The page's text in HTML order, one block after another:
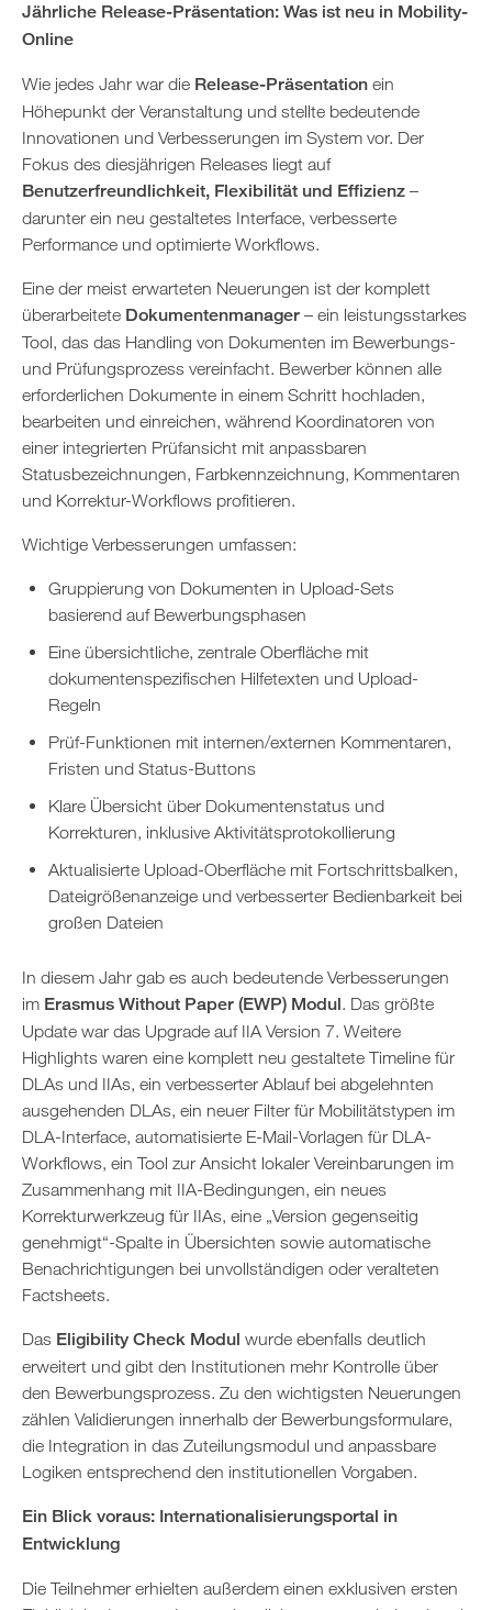
Jährliche Release-Präsentation: Was ist neu in Mobility-
Online
Wie jedes Jahr war die Release-Präsentation ein
Höhepunkt der Veranstaltung und stellte bedeutende
Innovationen und Verbesserungen im System vor. Der
Fokus des diesjährigen Releases liegt auf
Benutzerfreundlichkeit, Flexibilität und Effizienz –
darunter ein neu gestaltetes Interface, verbesserte
Performance und optimierte Workflows.
Eine der meist erwarteten Neuerungen ist der komplett
überarbeitete Dokumentenmanager – ein leistungsstarkes
Tool, das das Handling von Dokumenten im Bewerbungs-
und Prüfungsprozess vereinfacht. Bewerber können alle
erforderlichen Dokumente in einem Schritt hochladen,
bearbeiten und einreichen, während Koordinatoren von
einer integrierten Prüfansicht mit anpassbaren
Statusbezeichnungen, Farbkennzeichnung, Kommentaren
und Korrektur-Workflows profitieren.
Wichtige Verbesserungen umfassen:
Gruppierung von Dokumenten in Upload-Sets
basierend auf Bewerbungsphasen
Eine übersichtliche, zentrale Oberfläche mit
dokumentenspezifischen Hilfetexten und Upload-
Regeln
Prüf-Funktionen mit internen/externen Kommentaren,
Fristen und Status-Buttons
Klare Übersicht über Dokumentenstatus und
Korrekturen, inklusive Aktivitätsprotokollierung
Aktualisierte Upload-Oberfläche mit Fortschrittsbalken,
Dateigrößenanzeige und verbesserter Bedienbarkeit bei
großen Dateien
In diesem Jahr gab es auch bedeutende Verbesserungen
im Erasmus Without Paper (EWP) Modul. Das größte
Update war das Upgrade auf IIA Version 7. Weitere
Highlights waren eine komplett neu gestaltete Timeline für
DLAs und IIAs, ein verbesserter Ablauf bei abgelehnten
ausgehenden DLAs, ein neuer Filter für Mobilitätstypen im
DLA-Interface, automatisierte E-Mail-Vorlagen für DLA-
Workflows, ein Tool zur Ansicht lokaler Vereinbarungen im
Zusammenhang mit IIA-Bedingungen, ein neues
Korrekturwerkzeug für IIAs, eine „Version gegenseitig
genehmigt“-Spalte in Übersichten sowie automatische
Benachrichtigungen bei unvollständigen oder veralteten
Factsheets.
Das Eligibility Check Modul wurde ebenfalls deutlich
erweitert und gibt den Institutionen mehr Kontrolle über
den Bewerbungsprozess. Zu den wichtigsten Neuerungen
zählen Validierungen innerhalb der Bewerbungsformulare,
die Integration in das Zuteilungsmodul und anpassbare
Logiken entsprechend den institutionellen Vorgaben.
Ein Blick voraus: Internationalisierungsportal in
Entwicklung
Die Teilnehmer erhielten außerdem einen exklusiven ersten